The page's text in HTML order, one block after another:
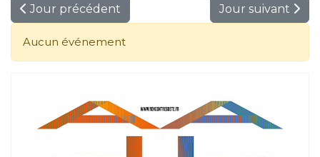
Jour précédent Jour suivant
Aucun événement